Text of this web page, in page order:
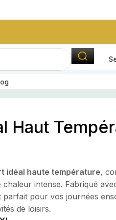
Haut Température
Haut
idéal haute température,
intense. Fabriqué
pour vos journées
de loisirs.